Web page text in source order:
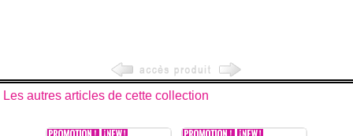
Les autres articles de cette collection